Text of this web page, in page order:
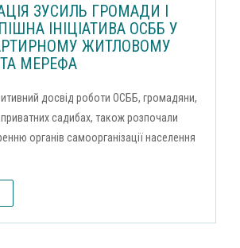
ЗУСИЛЬ ГРОМАДИ І
ІНІЦІАТИВА ОСББ У
ЖИТЛОВОМУ
МЕРЕФА
досвід роботи ОСББ, громадяни,
садибах, також розпочали
органів самоорганізації населення